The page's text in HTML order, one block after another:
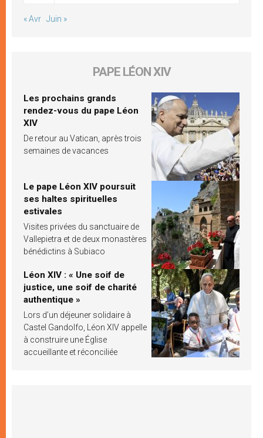
« Avr Juin »
PAPE LÉON XIV
Les prochains grands
rendez-vous du pape Léon
XIV
De retour au Vatican, après trois
semaines de vacances
Le pape Léon XIV poursuit
ses haltes spirituelles
estivales
Visites privées du sanctuaire de
Vallepietra et de deux monastères
bénédictins à Subiaco
Léon XIV : « Une soif de
justice, une soif de charité
authentique »
Lors d’un déjeuner solidaire à
Castel Gandolfo, Léon XIV appelle
à construire une Église
accueillante et réconciliée